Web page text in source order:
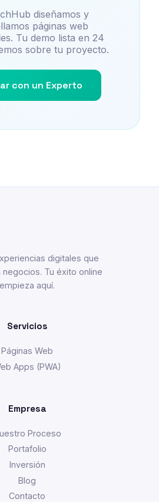
diseñamos y
páginas web
Tu demo lista en 24
sobre tu proyecto.
con un Experto
digitales que
Tu éxito online
empieza aquí.
Servicios
Páginas Web
Apps (PWA)
Empresa
Proceso
Portafolio
Inversión
Blog
Contacto